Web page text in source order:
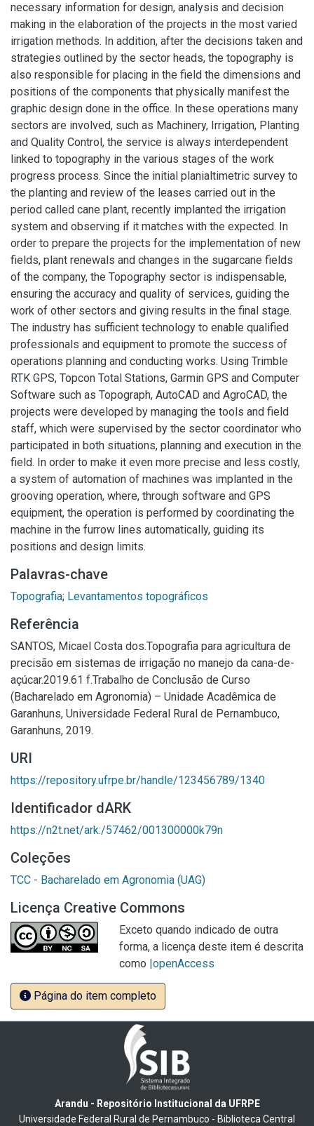
necessary information for design, analysis and decision
making in the elaboration of the projects in the most varied
irrigation methods. In addition, after the decisions taken and
strategies outlined by the sector heads, the topography is
also responsible for placing in the field the dimensions and
positions of the components that physically manifest the
graphic design done in the office. In these operations many
sectors are involved, such as Machinery, Irrigation, Planting
and Quality Control, the service is always interdependent
linked to topography in the various stages of the work
progress process. Since the initial planialtimetric survey to
the planting and review of the leases carried out in the
period called cane plant, recently implanted the irrigation
system and observing if it matches with the expected. In
order to prepare the projects for the implementation of new
fields, plant renewals and changes in the sugarcane fields
of the company, the Topography sector is indispensable,
ensuring the accuracy and quality of services, guiding the
work of other sectors and giving results in the final stage.
The industry has sufficient technology to enable qualified
professionals and equipment to promote the success of
operations planning and conducting works. Using Trimble
RTK GPS, Topcon Total Stations, Garmin GPS and Computer
Software such as Topograph, AutoCAD and AgroCAD, the
projects were developed by managing the tools and field
staff, which were supervised by the sector coordinator who
participated in both situations, planning and execution in the
field. In order to make it even more precise and less costly,
a system of automation of machines was implanted in the
grooving operation, where, through software and GPS
equipment, the operation is performed by coordinating the
machine in the furrow lines automatically, guiding its
positions and design limits.
Palavras-chave
Topografia; Levantamentos topográficos
Referência
SANTOS, Micael Costa dos.Topografia para agricultura de
precisão em sistemas de irrigação no manejo da cana-de-
açúcar.2019.61 f.Trabalho de Conclusão de Curso
(Bacharelado em Agronomia) – Unidade Acadêmica de
Garanhuns, Universidade Federal Rural de Pernambuco,
Garanhuns, 2019.
URI
https://repository.ufrpe.br/handle/123456789/1340
Identificador dARK
https://n2t.net/ark:/57462/001300000k79n
Coleções
TCC - Bacharelado em Agronomia (UAG)
Licença Creative Commons
Exceto quando indicado de outra
forma, a licença deste item é descrita
como |openAccess
Página do item completo
Arandu - Repositório Institucional da UFRPE
Universidade Federal Rural de Pernambuco - Biblioteca Central